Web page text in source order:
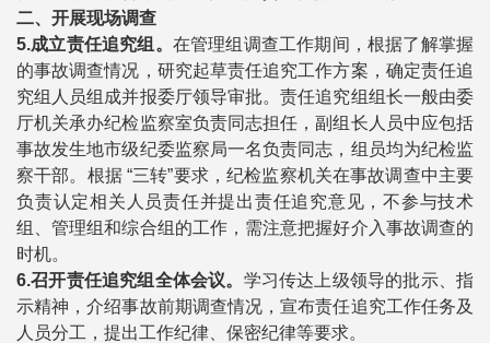
二、开展现场调查
5.成立责任追究组。 在管理组调查工作期间，根据了解掌握
的事故调查情况，研究起草责任追究工作方案，确定责任追
究组人员组成并报委厅领导审批。责任追究组组长一般由委
厅机关承办纪检监察室负责同志担任，副组长人员中应包括
事故发生地市级纪委监察局一名负责同志，组员均为纪检监
察干部。根据 “三转”要求，纪检监察机关在事故调查中主要
负责认定相关人员责任并提出责任追究意见，不参与技术
组、管理组和综合组的工作，需注意把握好介入事故调查的
时机。
6.召开责任追究组全体会议。 学习传达上级领导的批示、指
示精神，介绍事故前期调查情况，宣布责任追究工作任务及
人员分工，提出工作纪律、保密纪律等要求。